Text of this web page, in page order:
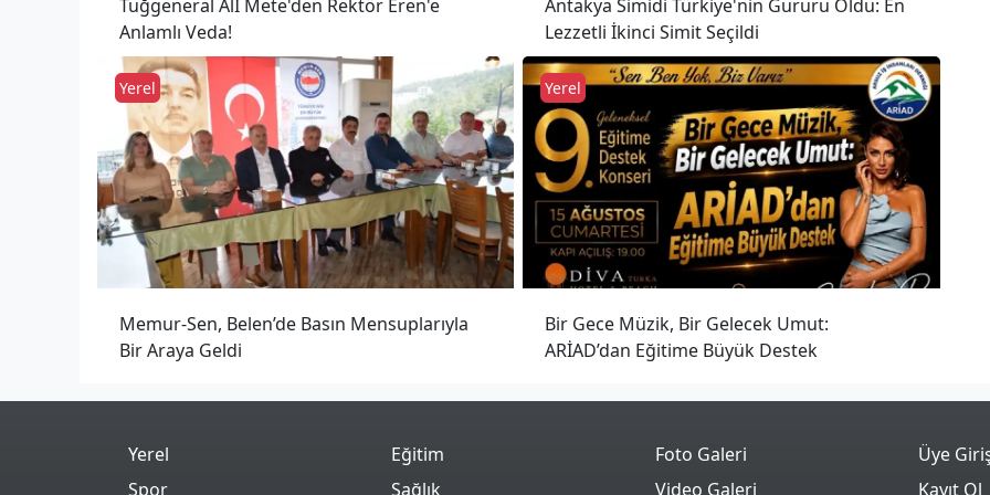
Tuğgeneral Alİ Mete'den Rektör Eren'e
Anlamlı Veda!
Antakya Simidi Türkiye'nin Gururu Oldu: En
Lezzetli İkinci Simit Seçildi
Memur-Sen, Belen’de Basın Mensuplarıyla
Bir Araya Geldi
Yerel
Bir Gece Müzik, Bir Gelecek Umut:
ARİAD’dan Eğitime Büyük Destek
Yerel
Yerel
Spor
Eğitim
Sağlık
Foto Galeri
Video Galeri
Üye
Kayıt Ol